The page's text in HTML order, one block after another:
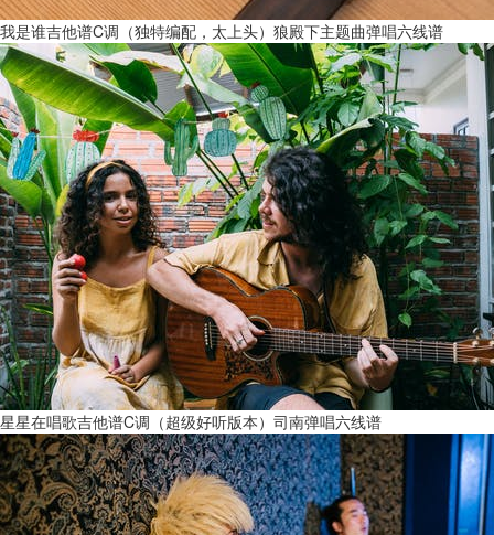
我是谁吉他谱C调（独特编配，太上头）狼殿下主题曲弹唱六线谱
星星在唱歌吉他谱C调（超级好听版本）司南弹唱六线谱